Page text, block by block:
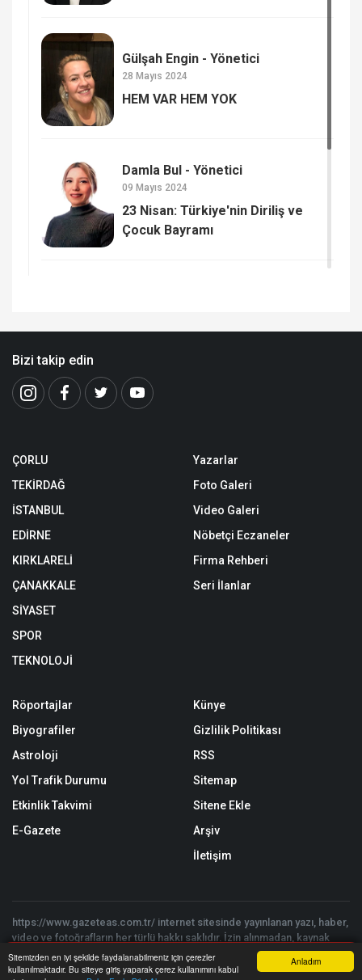
Anladım
Sitemizden en iyi şekilde faydalanabilmeniz için çerezler
kullanılmaktadır. Bu siteye giriş yaparak çerez kullanımını kabul
Gülşah Engin - Yönetici
28 Mayıs 2024
HEM VAR HEM YOK
Damla Bul - Yönetici
09 Mayıs 2024
23 Nisan: Türkiye'nin Diriliş ve
Çocuk Bayramı
Bizi takip edin
ÇORLU
TEKİRDAĞ
İSTANBUL
EDİRNE
KIRKLARELİ
ÇANAKKALE
SİYASET
SPOR
TEKNOLOJİ
Yazarlar
Foto Galeri
Video Galeri
Nöbetçi Eczaneler
Firma Rehberi
Seri İlanlar
Röportajlar
Biyografiler
Astroloji
Yol Trafik Durumu
Etkinlik Takvimi
E-Gazete
Künye
Gizlilik Politikası
RSS
Sitemap
Sitene Ekle
Arşiv
İletişim
https://www.gazeteas.com.tr/ internet sitesinde yayınlanan yazı, haber,
video ve fotoğrafların her türlü hakkı saklıdır. İzin alınmadan, kaynak
gösterilerek dahi kullanılamaz.
Copyright © 2026 Gazete As - Tüm hakları saklıdır. | Yazılım:Onemsoft